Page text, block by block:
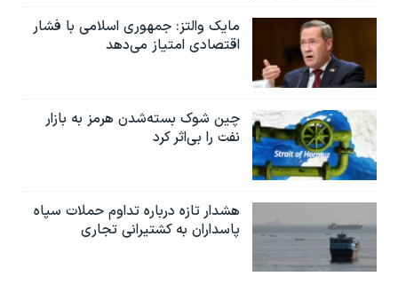
مایک والتز: جمهوری اسلامی با فشار
اقتصادی امتیاز می‌دهد
چین شوک بسته‌شدن هرمز به بازار
نفت را بی‌اثر کرد
هشدار تازه درباره تداوم حملات سپاه
پاسداران به کشتیرانی تجاری